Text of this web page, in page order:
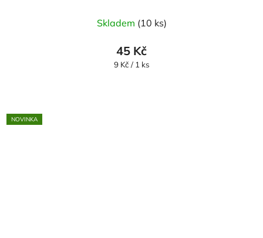
Skladem (10 ks)
45 Kč
Měrná
9 Kč / 1 ks
NOVINKA